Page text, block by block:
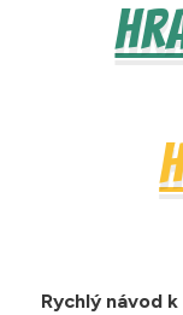
Rychlý návod